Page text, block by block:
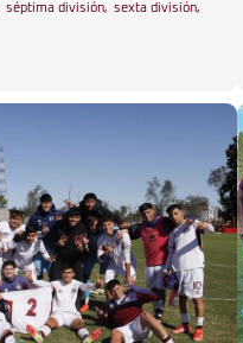
séptima división, sexta división,